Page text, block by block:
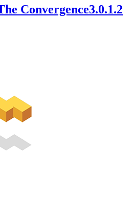
Convergence3.0.1.2